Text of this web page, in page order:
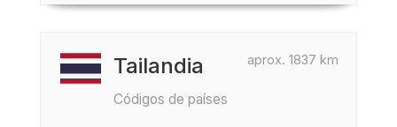
aprox. 1837 km
Tailandia
Códigos de países